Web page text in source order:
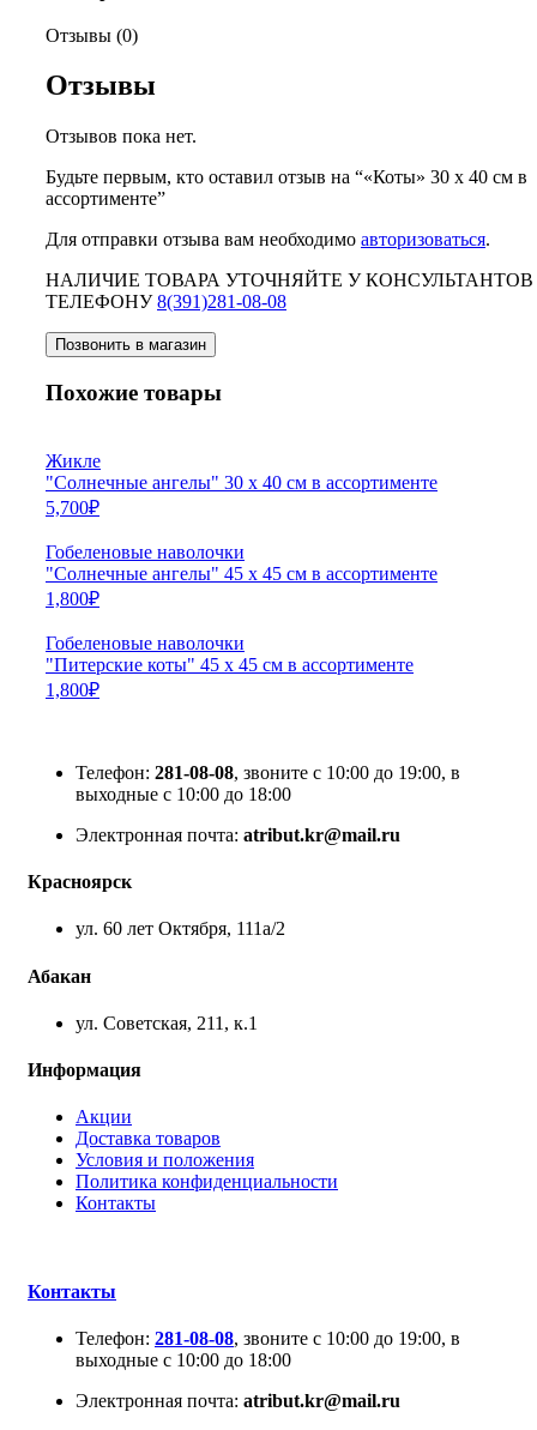
Отзывы (0)
Отзывы
Отзывов пока нет.
Будьте первым, кто оставил отзыв на “«Коты» 30 х 40 см в
ассортименте”
Для отправки отзыва вам необходимо авторизоваться.
НАЛИЧИЕ ТОВАРА УТОЧНЯЙТЕ У
ТЕЛЕФОНУ8(391)281-08-08
Позвонить в магазин
Похожие товары
Жикле
"Солнечные ангелы" 30 х 40 см в ассортименте
5,700₽
Гобеленовые наволочки
"Солнечные ангелы" 45 х 45 см в ассортименте
1,800₽
Гобеленовые наволочки
"Питерские коты" 45 х 45 см в ассортименте
1,800₽
Телефон: 281-08-08, звоните с 10:00 до 19:00, в
выходные с 10:00 до 18:00
Электронная почта: atribut.kr@mail.ru
Красноярск
ул. 60 лет Октября, 111а/2
Абакан
ул. Советская, 211, к.1
Информация
Акции
Доставка товаров
Условия и положения
Политика конфиденциальности
Контакты
Контакты
Телефон: 281-08-08, звоните с 10:00 до 19:00, в
выходные с 10:00 до 18:00
Электронная почта: atribut.kr@mail.ru